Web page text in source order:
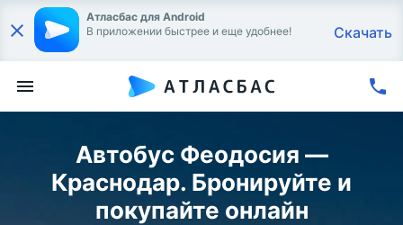
Атласбас для Android
В приложении быстрее и еще удобнее!
Скачать
Автобус Феодосия —
Краснодар. Бронируйте и
покупайте онлайн